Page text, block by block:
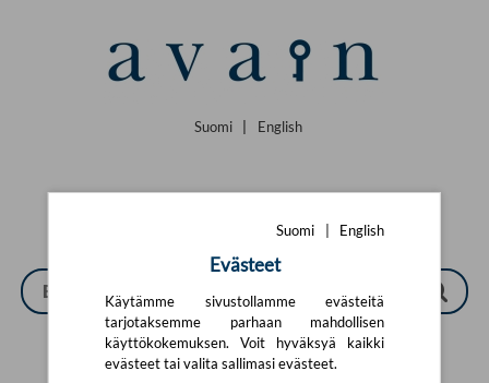
Suomi English
Suomi | English
Evästeet
Käytämme sivustollamme evästeitä
tarjotaksemme parhaan mahdollisen
käyttökokemuksen. Voit hyväksyä kaikki
evästeet tai valita sallimasi evästeet.